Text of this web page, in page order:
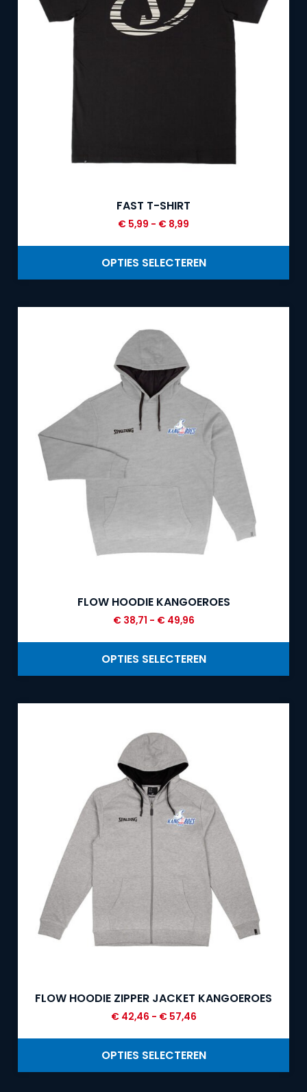
FAST T-SHIRT
€ 5,99 - € 8,99
OPTIES SELECTEREN
FLOW HOODIE KANGOEROES
€38,71 - €49,96
OPTIES SELECTEREN
FLOW HOODIE ZIPPER JACKET KANGOEROES
€42,46 - €57,46
OPTIES SELECTEREN